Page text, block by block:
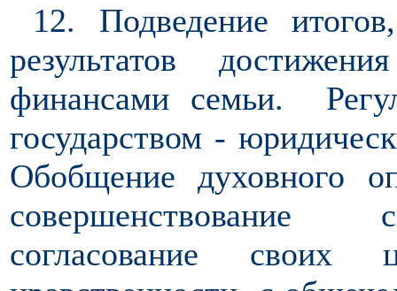
12. Подведение
результатов
финансами семьи.
государством -
Обобщение духовного
совершенствование
согласование